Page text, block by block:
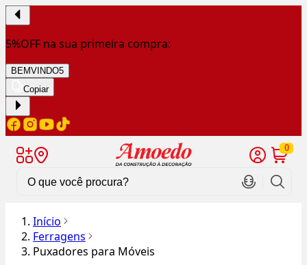
5%OFF na sua primeira compra:
BEMVINDO5
Copiar
0
Início
Ferragens
Puxadores para Móveis